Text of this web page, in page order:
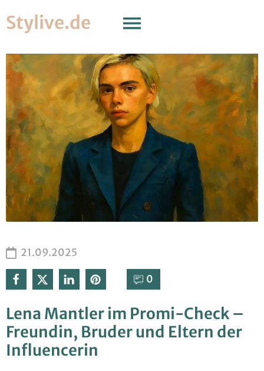
Stylive.de
21.09.2025
0⁣
Lena Mantler im Promi-Check –
Freundin, Bruder und Eltern der
Influencerin